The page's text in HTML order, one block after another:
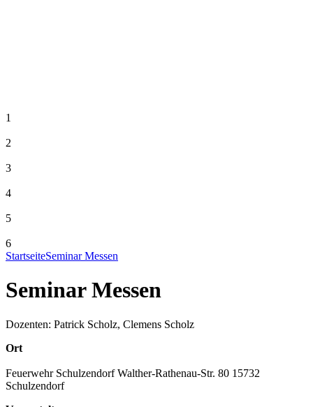
1
2
3
4
5
6
StartseiteSeminar Messen
Seminar Messen
Dozenten: Patrick Scholz, Clemens Scholz
Ort
Feuerwehr Schulzendorf Walther-Rathenau-Str. 80 15732
Schulzendorf